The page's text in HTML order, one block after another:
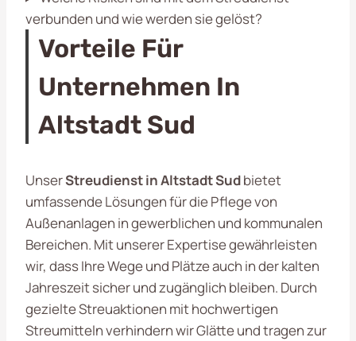
verbunden und wie werden sie gelöst?
Vorteile Für
Unternehmen In
Altstadt Sud
UnserStreudienst in Altstadt Sudbietet
umfassende Lösungen für die Pflege von
Außenanlagen in gewerblichen und kommunalen
Bereichen. Mit unserer Expertise gewährleisten
wir, dass Ihre Wege und Plätze auch in der kalten
Jahreszeit sicher und zugänglich bleiben. Durch
gezielte Streuaktionen mit hochwertigen
Streumitteln verhindern wir Glätte und tragen zur